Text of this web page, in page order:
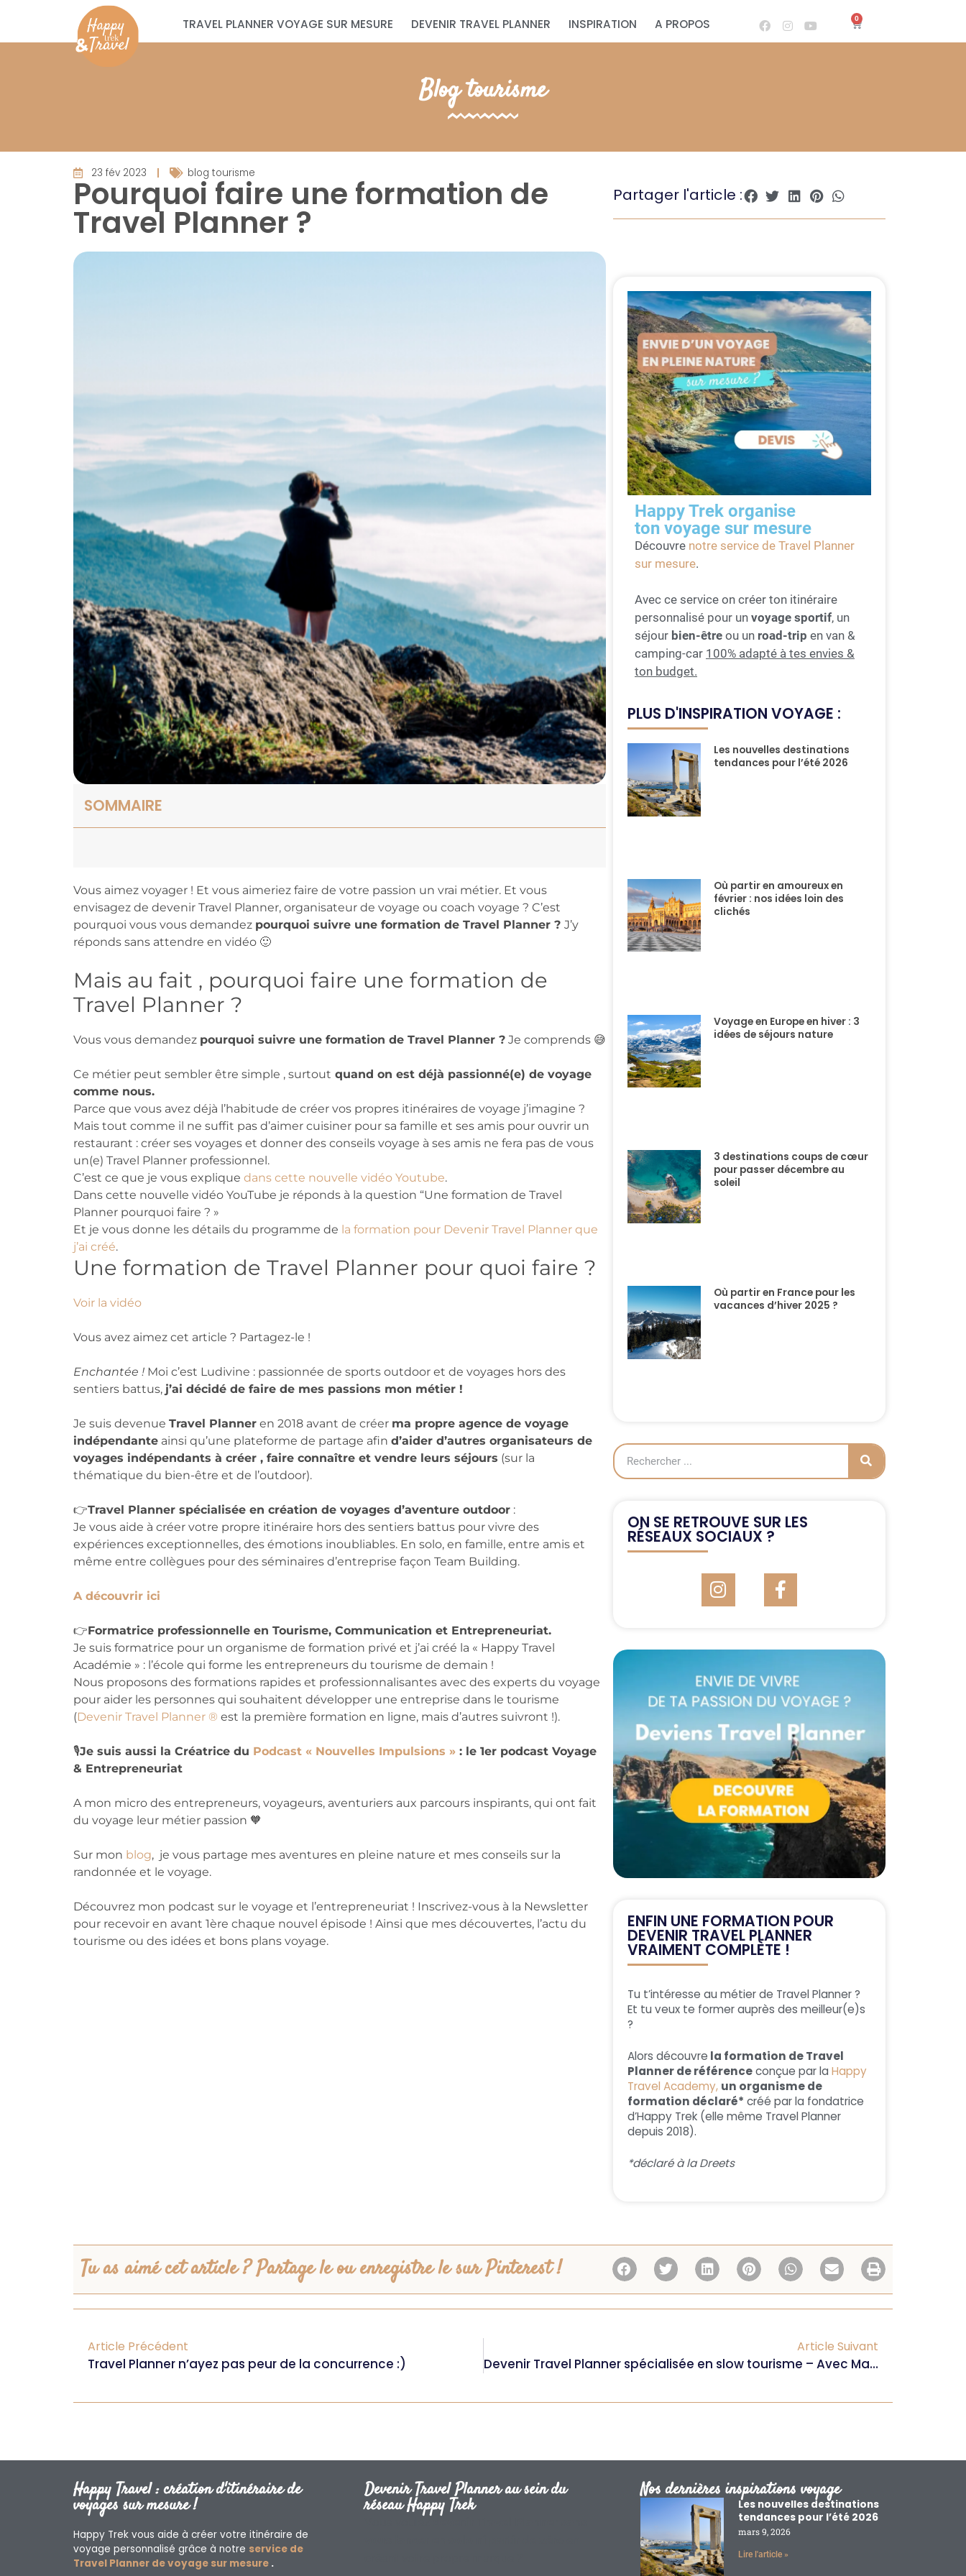
TRAVEL PLANNER VOYAGE SUR MESURE DEVENIR TRAVEL PLANNER INSPIRATION A PROPOS 0
Blog tourisme
23 fév 2023 blog tourisme
Pourquoi faire une formation de
Travel Planner ?
SOMMAIRE
Vous aimez voyager ! Et vous aimeriez faire de votre passion un vrai métier. Et vous
envisagez de devenir Travel Planner, organisateur de voyage ou coach voyage ? C’est
pourquoi vous vous demandez pourquoi suivre une formation de Travel Planner ? J’y
réponds sans attendre en vidéo 🙂
Mais au fait , pourquoi faire une formation de
Travel Planner ?
Vous vous demandez pourquoi suivre une formation de Travel Planner ? Je comprends 😅
Ce métier peut sembler être simple , surtout quand on est déjà passionné(e) de voyage
comme nous.
Parce que vous avez déjà l’habitude de créer vos propres itinéraires de voyage j’imagine ?
Mais tout comme il ne suffit pas d’aimer cuisiner pour sa famille et ses amis pour ouvrir un
restaurant : créer ses voyages et donner des conseils voyage à ses amis ne fera pas de vous
un(e) Travel Planner professionnel.
C’est ce que je vous explique dans cette nouvelle vidéo Youtube.
Dans cette nouvelle vidéo YouTube je réponds à la question “Une formation de Travel
Planner pourquoi faire ? »
Et je vous donne les détails du programme de la formation pour Devenir Travel Planner que
j’ai créé.
Une formation de Travel Planner pour quoi faire ?
Voir la vidéo
Vous avez aimez cet article ? Partagez-le !
Enchantée ! Moi c’est Ludivine : passionnée de sports outdoor et de voyages hors des
sentiers battus, j’ai décidé de faire de mes passions mon métier !
Je suis devenue Travel Planner en 2018 avant de créer ma propre agence de voyage
indépendante ainsi qu’une plateforme de partage afin d’aider d’autres organisateurs de
voyages indépendants à créer , faire connaître et vendre leurs séjours (sur la
thématique du bien-être et de l’outdoor).
👉Travel Planner spécialisée en création de voyages d’aventure outdoor :
Je vous aide à créer votre propre itinéraire hors des sentiers battus pour vivre des
expériences exceptionnelles, des émotions inoubliables. En solo, en famille, entre amis et
même entre collègues pour des séminaires d’entreprise façon Team Building.
A découvrir ici
👉Formatrice professionnelle en Tourisme, Communication et Entrepreneuriat.
Je suis formatrice pour un organisme de formation privé et j’ai créé la « Happy Travel
Académie » : l’école qui forme les entrepreneurs du tourisme de demain !
Nous proposons des formations rapides et professionnalisantes avec des experts du voyage
pour aider les personnes qui souhaitent développer une entreprise dans le tourisme
(Devenir Travel Planner ® est la première formation en ligne, mais d’autres suivront !).
🎙Je suis aussi la Créatrice du Podcast « Nouvelles Impulsions » : le 1er podcast Voyage
& Entrepreneuriat
A mon micro des entrepreneurs, voyageurs, aventuriers aux parcours inspirants, qui ont fait
du voyage leur métier passion 🧡
Sur mon blog, je vous partage mes aventures en pleine nature et mes conseils sur la
randonnée et le voyage.
Découvrez mon podcast sur le voyage et l’entrepreneuriat ! Inscrivez-vous à la Newsletter
pour recevoir en avant 1ère chaque nouvel épisode ! Ainsi que mes découvertes, l’actu du
tourisme ou des idées et bons plans voyage.
Partager l'article :
Happy Trek organise
ton voyage sur mesure
Découvre notre service de Travel Planner
sur mesure.
Avec ce service on créer ton itinéraire
personnalisé pour un voyage sportif, un
séjour bien-être ou un road-trip en van &
camping-car 100% adapté à tes envies &
ton budget.
PLUS D'INSPIRATION VOYAGE :
Les nouvelles destinations
tendances pour l’été 2026
Où partir en amoureux en
février : nos idées loin des
clichés
Voyage en Europe en hiver : 3
idées de séjours nature
3 destinations coups de cœur
pour passer décembre au
soleil
Où partir en France pour les
vacances d’hiver 2025 ?
ON SE RETROUVE SUR LES
RÉSEAUX SOCIAUX ?
ENFIN UNE FORMATION POUR
DEVENIR TRAVEL PLANNER
VRAIMENT COMPLÈTE !
Tu t’intéresse au métier de Travel Planner ?
Et tu veux te former auprès des meilleur(e)s
?
Alors découvre la formation de Travel
Planner de référenceconçue par la Happy
Travel Academy, un organisme de
formation déclaré* créé par la fondatrice
d’Happy Trek (elle même Travel Planner
depuis 2018).
*déclaré à la Dreets
Tu as aimé cet article ? Partage le ou enregistre le sur Pinterest !
Article Précédent
Travel Planner n’ayez pas peur de la concurrence :)
Article Suivant
Devenir Travel Planner spécialisée en slow tourisme – Avec Manon [LIVE]
Happy Travel : création d'itinéraire de
voyages sur mesure !
Happy Trek vous aide à créer votre itinéraire de
voyage personnalisé grâce à notre service de
Travel Planner de voyage sur mesure .
Devenir Travel Planner au sein du
réseau Happy Trek
Nos dernières inspirations voyage
Les nouvelles destinations
tendances pour l’été 2026
mars 9, 2026
Lire l'article »